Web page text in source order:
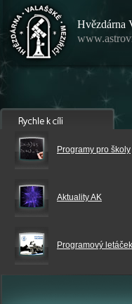
Hvězdárna
Programy pro školy
Aktuality AK
Programový letáček